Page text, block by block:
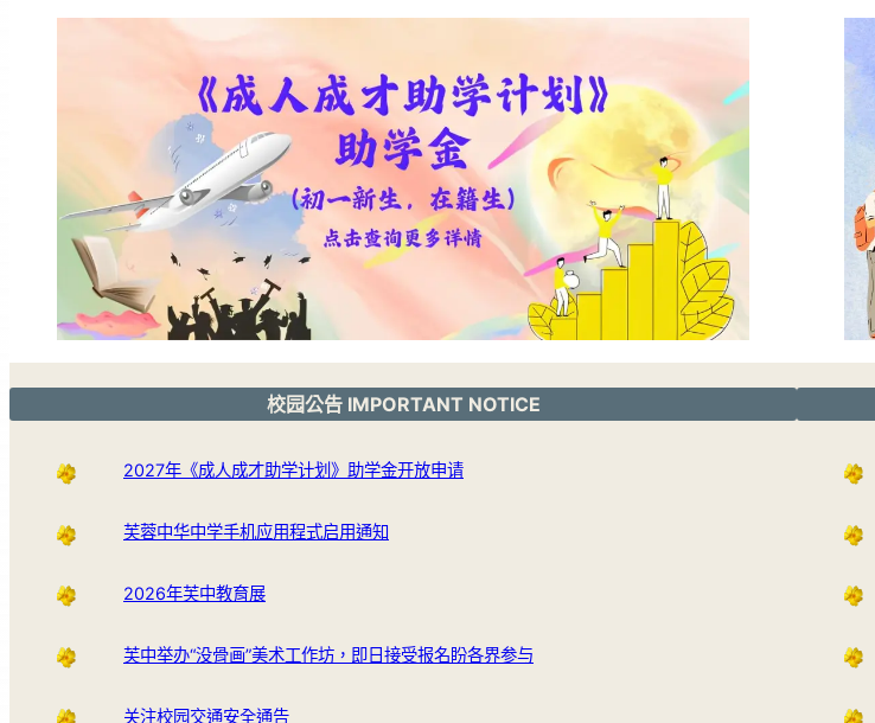
校园公告 IMPORTANT NOTICE
2027年《成人成才助学计划》助学金开放申请
芙蓉中华中学手机应用程式启用通知
2026年芙中教育展
芙中举办“没骨画”美术工作坊，即日接受报名盼各界参与
关注校园交通安全通告